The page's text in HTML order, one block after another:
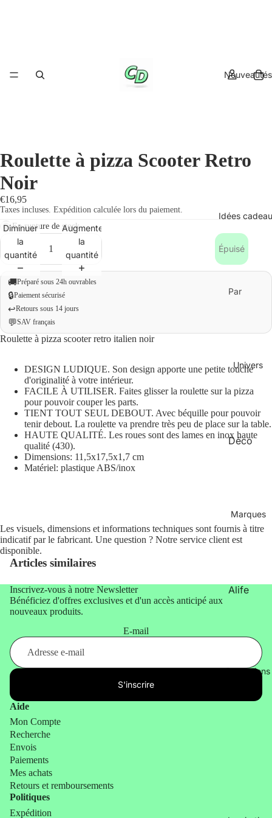
Nouveautés
Idées
Par
0 € – 50
€
Plus de
50 €
Par
x
Cadeau
x
Univers
Déco
être
Bureau
Animaux
Marques
Alife
Pierre
Promotions
Roulette à pizza Scooter Retro
Noir
€16,95
Taxes incluses. Expédition calculée lors du paiement.
En rupture de stock
Diminuer
la
quantité
Augmenter
la
quantité
Épuisé
🚚Préparé sous 24h ouvrables
🔒Paiement sécurisé
↩️Retours sous 14 jours
💬SAV français
Roulette à pizza scooter retro italien noir
DESIGN LUDIQUE. Son design apporte une petite touche
d'originalité à votre intérieur.
FACILE À UTILISER. Faites glisser la roulette sur la pizza
pour pouvoir couper les parts.
TIENT TOUT SEUL DEBOUT. Avec béquille pour pouvoir
tenir debout. La roulette va prendre très peu de place sur la table.
HAUTE QUALITÉ. Les roues sont des lames en inox haute
qualité (430).
Dimensions: 11,5x17,5x1,7 cm
Matériel: plastique ABS/inox
Les visuels, dimensions et informations techniques sont fournis à titre
indicatif par le fabricant. Une question ? Notre service client est
disponible.
Articles similaires
Inscrivez-vous à notre Newsletter
Bénéficiez d'offres exclusives et d'un accès anticipé aux
nouveaux produits.
E-mail
S'inscrire
Aide
Mon Compte
Recherche
Envois
Paiements
Mes achats
Retours et remboursements
Politiques
Expédition